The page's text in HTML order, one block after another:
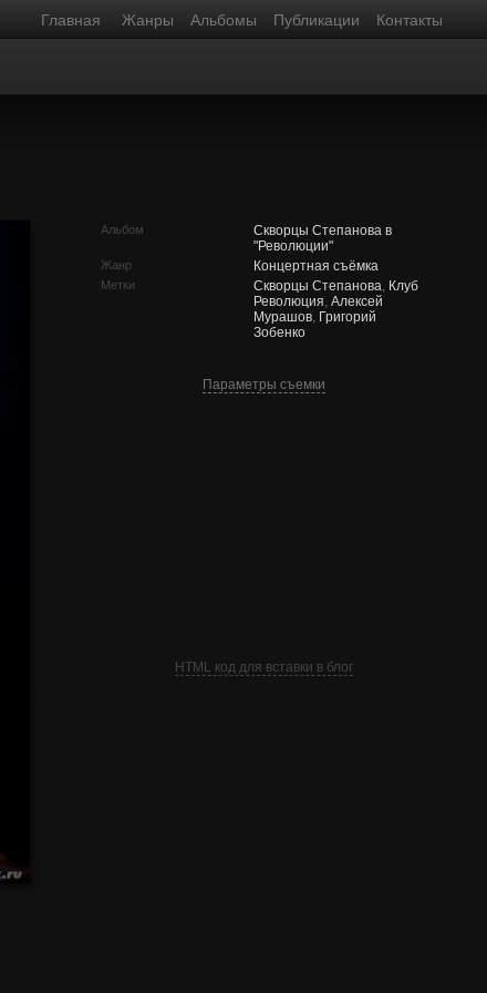
Главная Жанры Альбомы Публикации Контакты
Альбом
Скворцы Степанова в
"Революции"
Жанр Концертная съёмка
Метки Скворцы Степанова, Клуб
Революция, Алексей
Мурашов, Григорий
Зобенко
Параметры съемки
HTML код для вставки в блог